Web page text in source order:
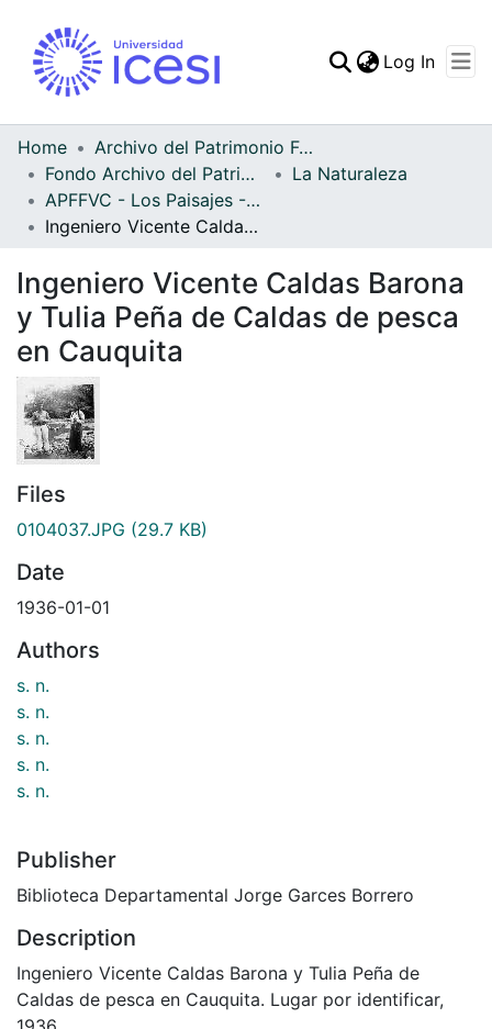
Statistics
Log In
Home
Archivo del Patrimonio Fotográfico y Fílmico del Valle del Cauca
Fondo Archivo del Patrimonio Fotográfico y Fílmico del Valle del Cauca
La Naturaleza
APFFVC - Los Paisajes - Patrimonial
Ingeniero Vicente Caldas Barona y Tulia Peña de Caldas de pesca en Cauquita
Ingeniero Vicente Caldas Barona
y Tulia Peña de Caldas de pesca
en Cauquita
Files
0104037.JPG (29.7 KB)
Date
1936-01-01
Authors
s. n.
s. n.
s. n.
s. n.
s. n.
Publisher
Biblioteca Departamental Jorge Garces Borrero
Description
Ingeniero Vicente Caldas Barona y Tulia Peña de
Caldas de pesca en Cauquita. Lugar por identificar,